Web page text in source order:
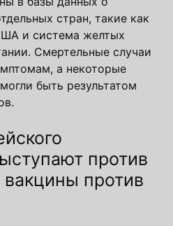
стран, такие как
и система желтых
Смертельные случаи
а некоторые
быть результатом
против
вакцины против